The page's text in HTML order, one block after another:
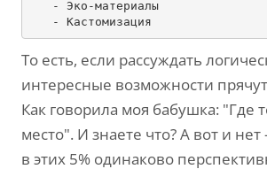
   -
Эко-материалы
   -
Кастомизация
То есть, если рассуждать
интересные возможности
Как говорила моя бабушка: "Где
место". И знаете что? А вот и
в этих 5% одинаково